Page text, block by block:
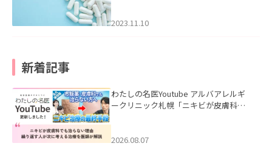
2023.11.10
新着記事
わたしの名医Youtube アルバアレルギ
ークリニック札幌「ニキビが皮膚科で
ました。
2026.08.07